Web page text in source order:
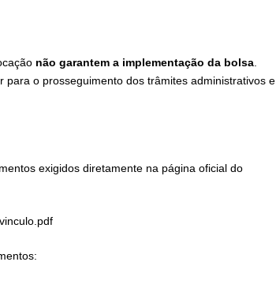
não garantem a implementação da bolsa
o prosseguimento dos trâmites administrativos e
exigidos diretamente na página oficial do